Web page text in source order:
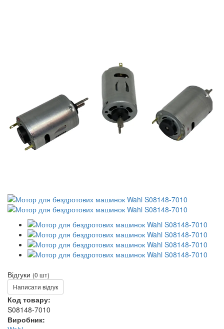
Відгуки (0 шт)
Написати відгук
Код товару:
S08148-7010
Виробник: